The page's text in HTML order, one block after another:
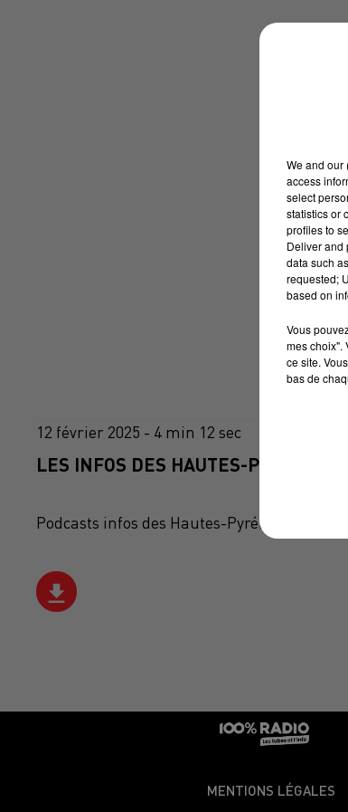
12 février 2025 - 4 min 12 sec
LES INFOS DES HAUTES-
Podcasts infos des Hautes-Pyrénées
MENTIONS LÉGALES
We and our
access
select
statistics or
profiles to
Deliver and
data such
requested;
based on
Vous
mes choix".
ce site.
bas de